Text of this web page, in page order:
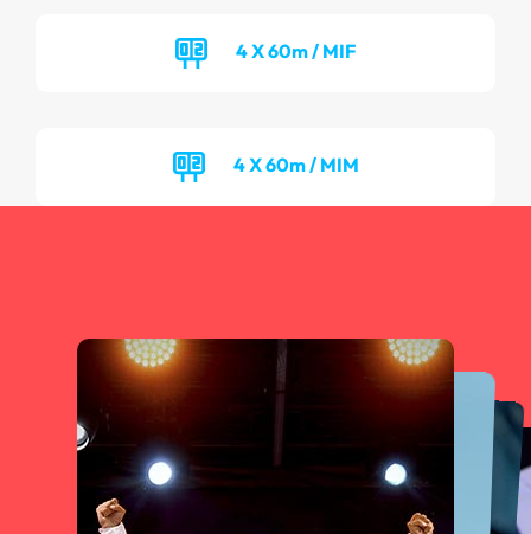
4 X 60m / MIF
4 X 60m / MIM